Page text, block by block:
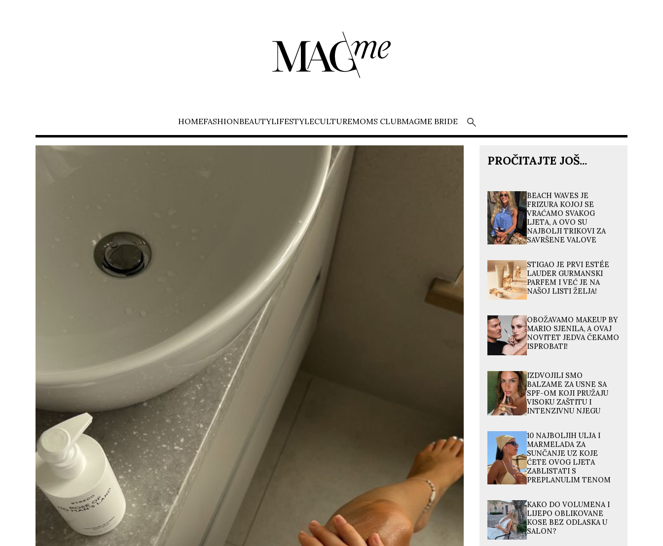
HOMEFASHIONBEAUTYLIFESTYLECULTUREMOMS CLUBMAGME BRIDE
PROČITAJTE JOŠ...
BEACH WAVES JE
FRIZURA KOJOJ SE
VRAĆAMO SVAKOG
LJETA, A OVO SU
NAJBOLJI TRIKOVI ZA
SAVRŠENE VALOVE
STIGAO JE PRVI ESTÉE
LAUDER GURMANSKI
PARFEM I VEĆ JE NA
NAŠOJ LISTI ŽELJA!
OBOŽAVAMO MAKEUP BY
MARIO SJENILA, A OVAJ
NOVITET JEDVA ČEKAMO
ISPROBATI!
IZDVOJILI SMO
BALZAME ZA USNE SA
SPF-OM KOJI PRUŽAJU
VISOKU ZAŠTITU I
INTENZIVNU NJEGU
10 NAJBOLJIH ULJA I
MARMELADA ZA
SUNČANJE UZ KOJE
ĆETE OVOG LJETA
ZABLISTATI S
PREPLANULIM TENOM
KAKO DO VOLUMENA I
LIJEPO OBLIKOVANE
KOSE BEZ ODLASKA U
SALON?